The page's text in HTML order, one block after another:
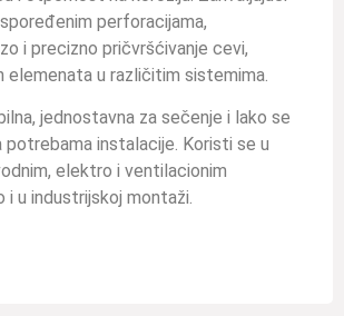
perforacijama,
i precizno pričvršćivanje cevi,
elemenata u različitim sistemima.
jednostavna za sečenje i lako se
potrebama instalacije. Koristi se u
elektro i ventilacionim
i u industrijskoj montaži.